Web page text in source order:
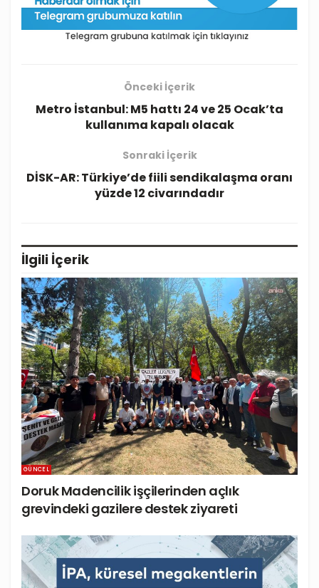
Önceki İçerik
Metro İstanbul: M5 hattı 24 ve 25 Ocak’ta
kullanıma kapalı olacak
Sonraki İçerik
DİSK-AR: Türkiye’de fiili sendikalaşma oranı
yüzde 12 civarındadır
İlgili İçerik
GÜNCEL
Doruk Madencilik işçilerinden açlık
grevindeki gazilere destek ziyareti